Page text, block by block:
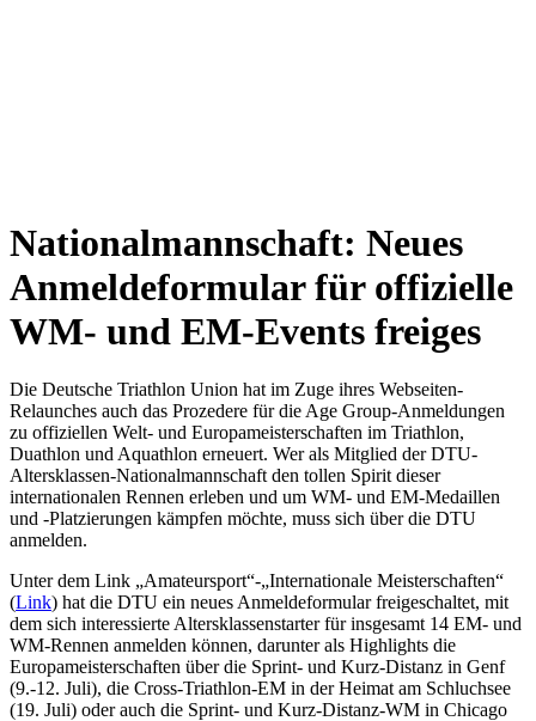
Nationalmannschaft: Neues
Anmeldeformular für offizielle
WM- und EM-Events freiges
Die Deutsche Triathlon Union hat im Zuge ihres Webseiten-
Relaunches auch das Prozedere für die Age Group-Anmeldungen
zu offiziellen Welt- und Europameisterschaften im Triathlon,
Duathlon und Aquathlon erneuert. Wer als Mitglied der DTU-
Altersklassen-Nationalmannschaft den tollen Spirit dieser
internationalen Rennen erleben und um WM- und EM-Medaillen
und -Platzierungen kämpfen möchte, muss sich über die DTU
anmelden.
Unter dem Link „Amateursport“-„Internationale Meisterschaften“
(Link) hat die DTU ein neues Anmeldeformular freigeschaltet, mit
dem sich interessierte Altersklassenstarter für insgesamt 14 EM- und
WM-Rennen anmelden können, darunter als Highlights die
Europameisterschaften über die Sprint- und Kurz-Distanz in Genf
(9.-12. Juli), die Cross-Triathlon-EM in der Heimat am Schluchsee
(19. Juli) oder auch die Sprint- und Kurz-Distanz-WM in Chicago